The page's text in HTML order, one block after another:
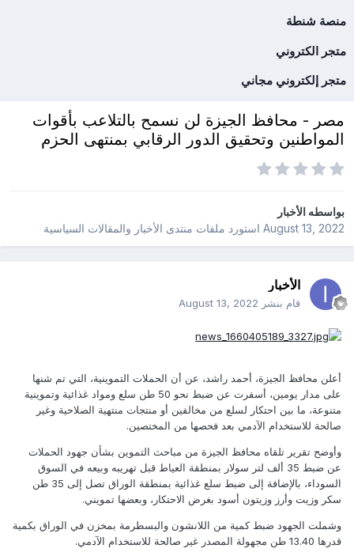
منصة شنطة
متجر الكتروني
متجر إلكتروني مجاني
مصر - محافظ الجيزة لن نسمح بالتلاعب بأقوات
المواطنين وتحقيق الدور الرقابي بمنتهى الحزم
بواسطهالأخبار
August 13, 2022استورد ملفات منتدى الأخبار والمقالات السياسية
الأخبار
قام بنشر August 13, 2022
أعلن محافظ الجيزة، أحمد راشد، عن أن الحملات التموينية، التي تم شنها
على مدار يومين، أسفرت عن ضبط نحو 50 طن سلع ومواد غذائية وتموينية
متنوعة، ما بين احتكار لسلع من مخالفين أو منتجات منتهية الصلاحية وغير
صالحة للاستخدام الآدمي بعد فحصها من المختصين.
وأوضح تقرير تلقاه محافظ الجيزة من مباحث التموين بشأن جهود الحملات
عن ضبط 35 ألف لتر سولار بمنطقة العياط قبل تهريبه وبيعه في السوق
السوداء، بالإضافة إلى ضبط سلع غذائية بمنطقة الوراق تصل إلى 35 طن
سكر وزيت وأرز وزيتون أسود بغرض الاحتكار، وبعضها تمويني.
وشملت الجهود ضبط كمية من اللانشون والبسطرمة بمخزن في الوراق بكمية
قدرها 13.40 طن مجهولة المصدر غير صالحة للاستخدام الآدمي.